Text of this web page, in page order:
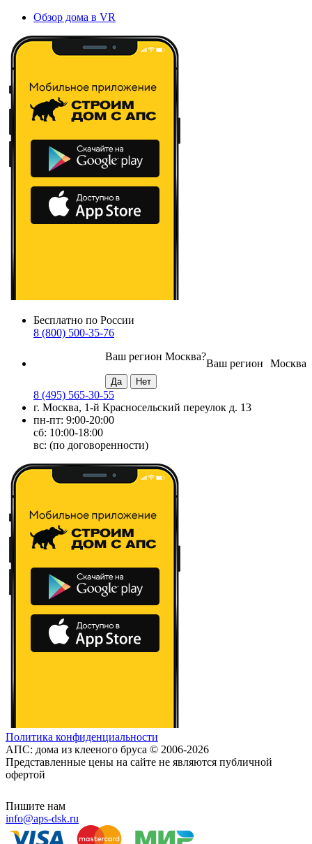
Обзор дома в VR
Бесплатно по России
8 (800) 500-35-76
Москва
Ваш регион
Ваш регион Москва?
8 (495) 565-30-55
г. Москва, 1-й Красносельский переулок д. 13
пн-пт: 9:00-20:00
сб: 10:00-18:00
вс: (по договоренности)
Политика конфиденциальности
АПС: дома из клееного бруса © 2006-2026
Представленные цены на сайте не являются публичной
офертой
Пишите нам
info@aps-dsk.ru